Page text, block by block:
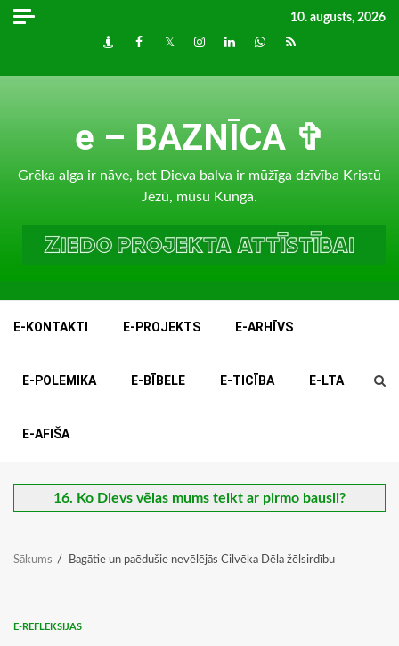
Skip
10. augusts, 2026
DraugiemFacebook
TwitterInstagram
LinkedInwhatsapp
RSS
e – BAZNĪCA ✞
Grēka alga ir nāve, bet Dieva balva ir mūžīga dzīvība Kristū
Jēzū, mūsu Kungā.
E-KONTAKTI E-PROJEKTS E-ARHĪVS
E-POLEMIKA E-BĪBELE E-TICĪBA E-LTA
E-AFIŠA
16. Ko Dievs vēlas mums teikt ar pirmo bausli?
Sākums Bagātie un paēdušie nevēlējās Cilvēka Dēla žēlsirdību
E-REFLEKSIJAS